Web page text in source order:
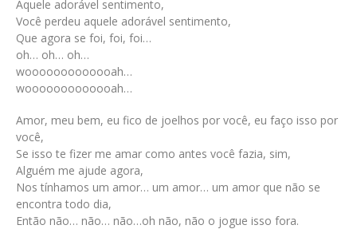
Aquele adorável sentimento,
Você perdeu aquele adorável sentimento,
Que agora se foi, foi, foi…
oh… oh… oh…
wooooooooooooah…
wooooooooooooah…
Amor, meu bem, eu fico de joelhos por você, eu faço isso por
você,
Se isso te fizer me amar como antes você fazia, sim,
Alguém me ajude agora,
Nos tínhamos um amor… um amor… um amor que não se
encontra todo dia,
Então não… não… não…oh não, não o jogue isso fora.